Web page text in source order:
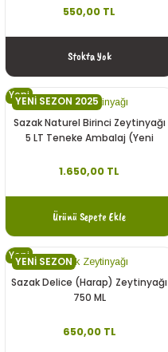
550,00 TL
Stokta Yok
YENİ SEZON 2025
Yeni Sazak Zeytinyağı
Sazak Naturel Birinci Zeytinyağı
5 LT Teneke Ambalaj (Yeni
1.650,00 TL
Ürünü Sepete Ekle
YENİ SEZON
Yeni Sazak Zeytinyağı
Sazak Delice (Harap) Zeytinyağı
750 ML
650,00 TL